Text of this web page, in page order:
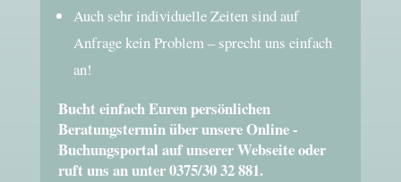
Auch sehr individuelle Zeiten sind auf
Anfrage kein Problem – sprecht uns einfach
an!
Bucht einfach Euren persönlichen
Beratungstermin über unsere Online -
Buchungsportal auf unserer Webseite oder
ruft uns an unter 0375/30 32 881.